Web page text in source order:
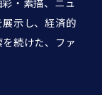
示し、経済的
続けた、ファ